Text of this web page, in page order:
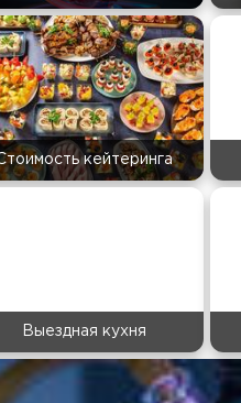
кейтеринга
Выездная кухня